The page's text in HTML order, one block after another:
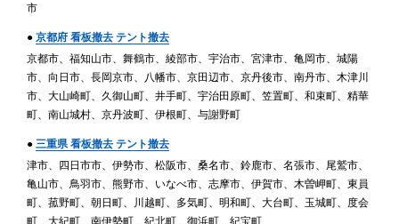
市
● 京都府 看板撤去 テント撤去
京都市、福知山市、舞鶴市、綾部市、宇治市、宮津市、亀岡市、城陽
市、向日市、長岡京市、八幡市、京田辺市、京丹後市、南丹市、木津川
市、大山崎町、久御山町、井手町、宇治田原町、笠置町、和束町、精華
町、南山城村、京丹波町、伊根町、与謝野町
● 三重県 看板撤去 テント撤去
津市、四日市市、伊勢市、松阪市、桑名市、鈴鹿市、名張市、尾鷲市、
亀山市、鳥羽市、熊野市、いなべ市、志摩市、伊賀市、木曽岬町、東員
町、菰野町、朝日町、川越町、多気町、明和町、大台町、玉城町、度会
町、大紀町、南伊勢町、紀北町、御浜町、紀宝町